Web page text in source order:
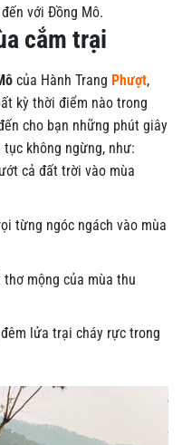
với Đồng Mô.
cắm trại
của Hành Trang Phượt,
kỳ thời điểm nào trong
cho bạn những phút giây
không ngừng, như:
cả đất trời vào mùa
từng ngóc ngách vào mùa
mộng của mùa thu
lửa trại cháy rực trong